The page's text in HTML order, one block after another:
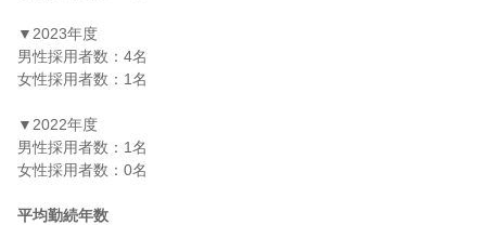
▼2023年度
男性採用者数：4名
女性採用者数：1名
▼2022年度
男性採用者数：1名
女性採用者数：0名
平均勤続年数